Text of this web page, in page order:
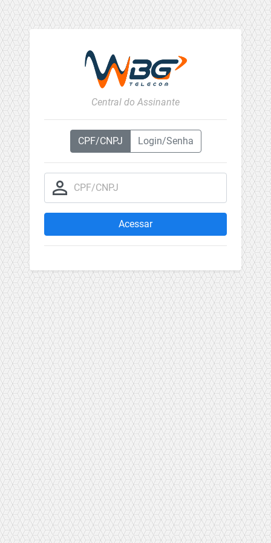
Central do Assinante
CPF/CNPJ Login/Senha
person_outline CPF/CNPJ
Acessar